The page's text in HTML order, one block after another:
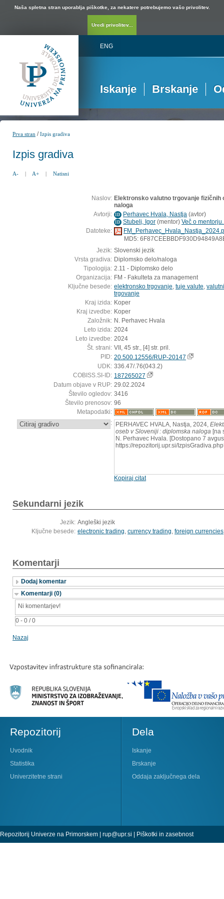
Naša spletna stran uporablja piškotke, za nekatere potrebujemo vašo privolitev.
Uredi privolitev...
ENG
Iskanje Brskanje
Prva stran /Izpis gradiva
Izpis gradiva
A- | A+ | Natisni
Naslov: Elektronsko valutno trgovanje fizičnih
naloga
Avtorji: ID Perhavec Hvala, Nastja (avtor)
ID Stubelj, Igor (mentor) Več o
Datoteke:
MD5:
Jezik: Slovenski jezik
Vrsta gradiva: Diplomsko delo/naloga
Tipologija: 2.11 - Diplomsko delo
Organizacija: FM - Fakulteta za management
Ključne besede: elektronsko trgovanje tuje valute
trgovanje
Kraj izida: Koper
Kraj izvedbe: Koper
Založnik: N. Perhavec Hvala
Leto izida: 2024
Leto izvedbe: 2024
Št. strani: VII, 45 str., [4] str. pril.
PID: 20.500.12556/RUP-20147
UDK: 336.47/.76(043.2)
COBISS.SI-ID: 187265027
Datum objave v RUP: 29.02.2024
Število ogledov: 3416
Število prenosov: 96
Metapodatki:
: PERHAVEC HVALA, Nastja, 2024,
oseb v Sloveniji : diplomska naloga [na
N. Perhavec Hvala. [Dostopano 7
https://repozitorij.upr.si/
Kopiraj citat
Sekundarni jezik
Jezik: Angleški jezik
Ključne besede: electronic trading, currency trading, foreign currencies
Komentarji
Dodaj komentar
Komentarji (0)
0 - 0 / 0
Ni komentarjev!
Nazaj
Repozitorij
Uvodnik
Statistika
Univerzitetne strani
Dela
Iskanje
Brskanje
Oddaja zaključnega dela
Repozitorij Univerze na Primorskem | rup@upr.si Piškotki in zasebnost